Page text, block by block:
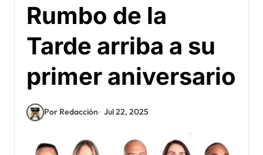
Rumbo de la
Tarde arriba a su
primer aniversario
Por Redacción Jul 22, 2025